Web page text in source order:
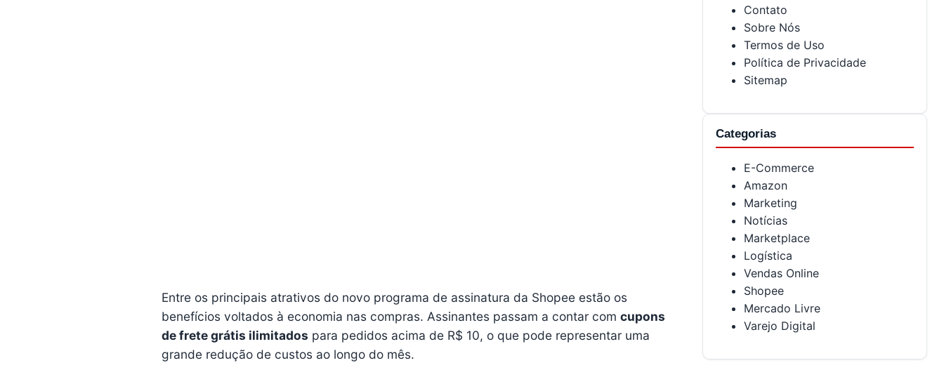
Entre os principais atrativos do novo programa de assinatura da Shopee estão os
benefícios voltados à economia nas compras. Assinantes passam a contar com cupons
de frete grátis ilimitados para pedidos acima de R$ 10, o que pode representar uma
grande redução de custos ao longo do mês.
Contato
Sobre Nós
Termos de Uso
Política de Privacidade
Sitemap
Categorias
E-Commerce
Amazon
Marketing
Notícias
Marketplace
Logística
Vendas Online
Shopee
Mercado Livre
Varejo Digital